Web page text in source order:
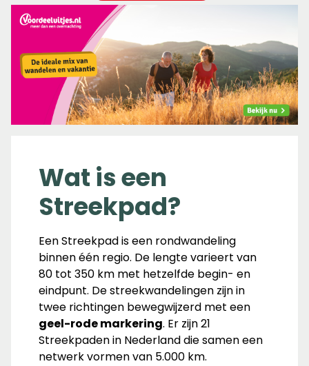
Wat is een
Streekpad?
Een Streekpad is een rondwandeling
binnen één regio. De lengte varieert van
80 tot 350 km met hetzelfde begin- en
eindpunt. De streekwandelingen zijn in
twee richtingen bewegwijzerd met een
geel-rode markering. Er zijn 21
Streekpaden in Nederland die samen een
netwerk vormen van 5.000 km.